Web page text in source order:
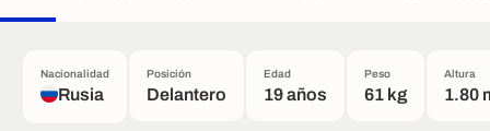
Nacionalidad
Rusia
Posición
Delantero
Edad
19 años
Peso
61 kg
Altura
1.80